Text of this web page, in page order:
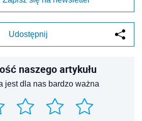
Udostępnij
naszego artykułu
jest dla nas bardzo ważna